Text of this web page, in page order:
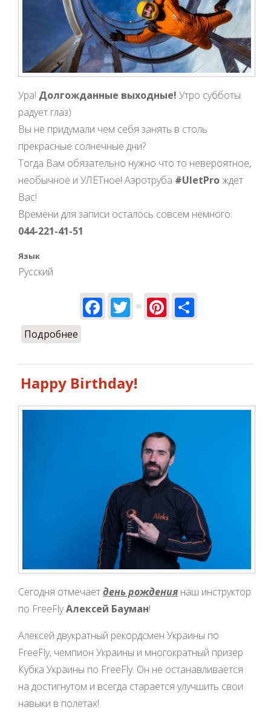
Ура! Долгожданные выходные! Утро субботы
радует глаз)
Вы не придумали чем себя занять в столь
прекрасные солнечные дни?
Тогда Вам обязательно нужно что то невероятное,
необычное и УЛЁТное! Аэротруба #UletProждет
Вас!
Времени для записи осталось совсем немного:
044-221-41-51
Язык
Русский
Facebook
TwitterPinterest
Подробнее
Happy Birthday!
Сегодня отмечаетдень рождения наш инструктор
по FreeFlyАлексей Бауман!
Алексей двукратный рекордсмен Украины по
FreeFly, чемпион Украины и многократный призер
Кубка Украины по FreeFly. Он не останавливается
на достигнутом и всегда старается улучшить свои
навыки в полетах!